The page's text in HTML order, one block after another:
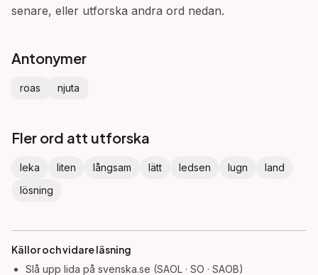
senare, eller utforska andra ord nedan.
Antonymer
roas njuta
Fler ord att utforska
leka liten långsam lätt ledsen lugn
land
lösning
Källor och vidare läsning
Slå upp lida på svenska.se (SAOL · SO · SAOB)